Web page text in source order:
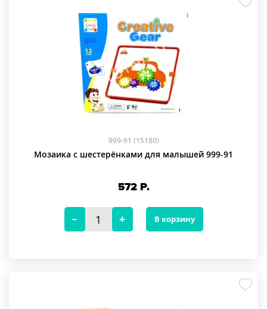
999-91 (15180)
Мозаика с шестерёнками для малышей 999-91
572Р.
В корзину